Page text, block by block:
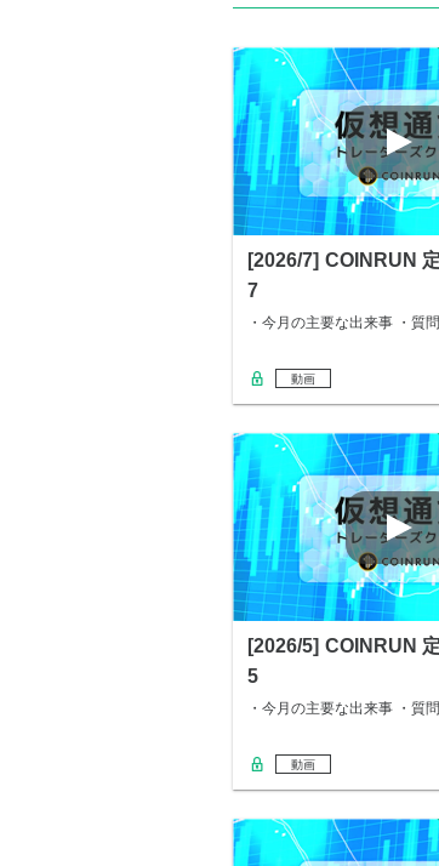
[2026/7] COINRUN
7
・今月の主要な出来事 ・質
動画
[2026/5] COINRUN
5
・今月の主要な出来事 ・質
動画